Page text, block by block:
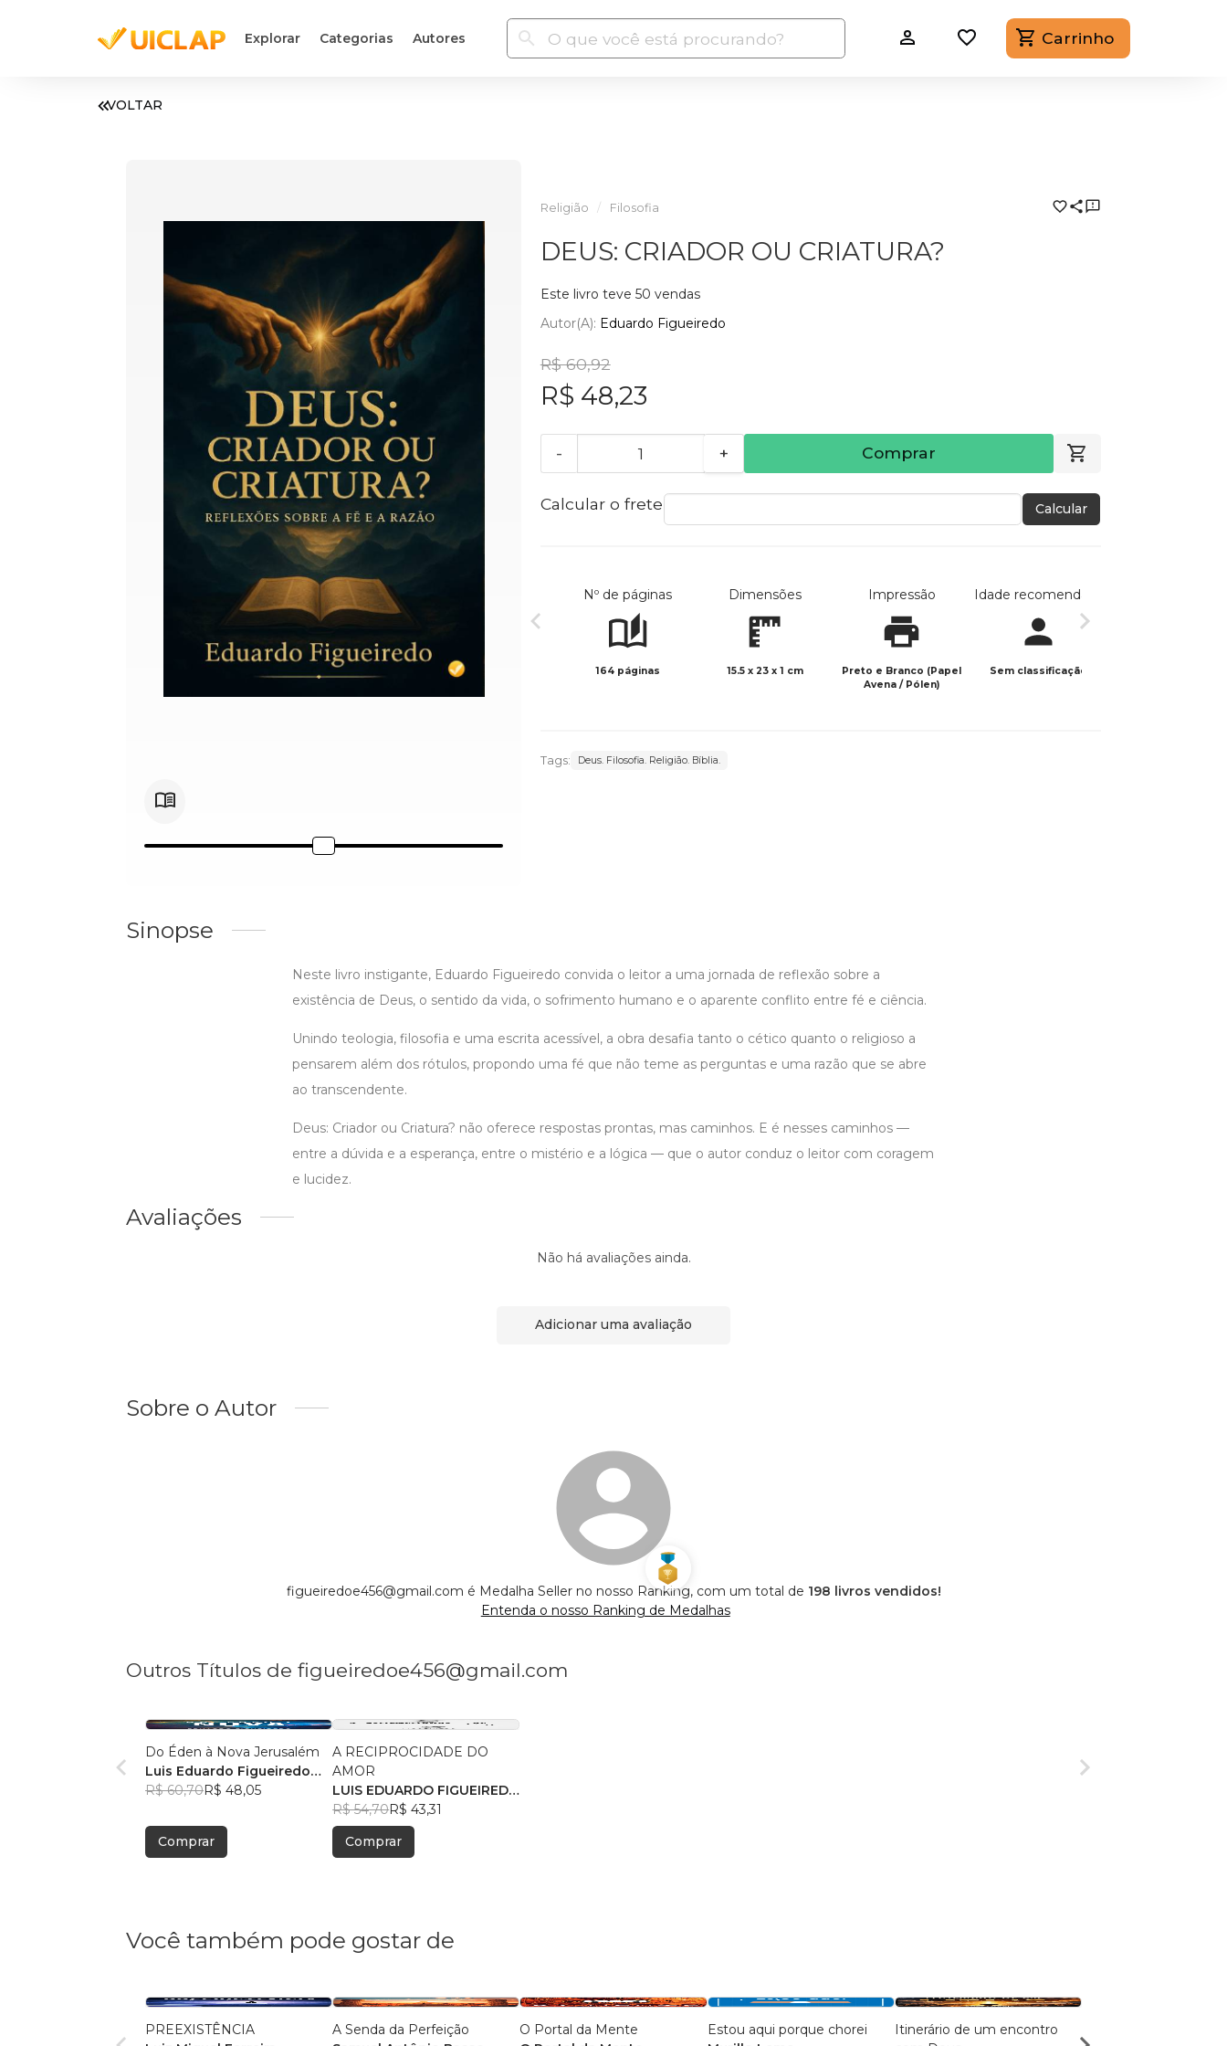
Explorar Categorias Autores Carrinho
VOLTAR
Religião Filosofia
DEUS: CRIADOR OU CRIATURA?
Este livro teve 50 vendas
Autor(a): Eduardo Figueiredo
R$ 60,92
R$ 48,23
- + Comprar
Calcular o frete Calcular
Nº de páginas
164 páginas
Dimensões
15.5 x 23 x 1 cm
Impressão
Preto e Branco (Papel
Avena / Pólen)
Idade recomendada
Sem classificação
Tags: Deus. Filosofia. Religião. Bíblia.
Sinopse
Neste livro instigante, Eduardo Figueiredo convida o leitor a uma jornada de reflexão sobre a
existência de Deus, o sentido da vida, o sofrimento humano e o aparente conflito entre fé e ciência.
Unindo teologia, filosofia e uma escrita acessível, a obra desafia tanto o cético quanto o religioso a
pensarem além dos rótulos, propondo uma fé que não teme as perguntas e uma razão que se abre
ao transcendente.
Deus: Criador ou Criatura? não oferece respostas prontas, mas caminhos. E é nesses caminhos —
entre a dúvida e a esperança, entre o mistério e a lógica — que o autor conduz o leitor com coragem
e lucidez.
Avaliações
Não há avaliações ainda.
Adicionar uma avaliação
Sobre o Autor
figueiredoe456@gmail.com é Medalha Seller no nosso Ranking, com um total de 198 livros vendidos!
Entenda o nosso Ranking de Medalhas
Outros Títulos de figueiredoe456@gmail.com
Do Éden à Nova Jerusalém
Luis Eduardo Figueiredo
Lima
R$ 60,70R$ 48,05
Comprar
A RECIPROCIDADE DO
AMOR
LUIS EDUARDO FIGUEIREDO
LIMA
R$ 54,70R$ 43,31
Comprar
Você também pode gostar de
PREEXISTÊNCIA
A Senda da Perfeição
O Portal da Mente
Estou aqui porque chorei
Itinerário de um encontro